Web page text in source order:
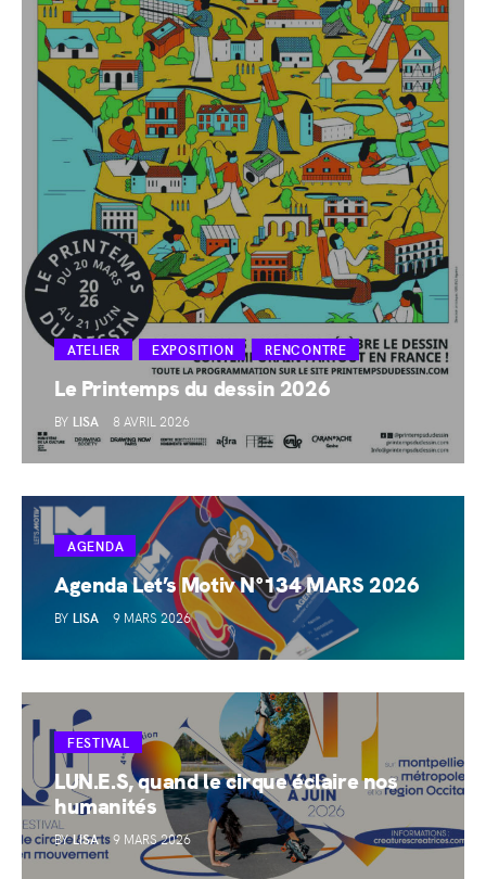
ATELIER EXPOSITION RENCONTRE
Le Printemps du dessin 2026
BY LISA 8 AVRIL 2026
AGENDA
Agenda Let’s Motiv N°134 MARS 2026
BY LISA 9 MARS 2026
FESTIVAL
LUN.E.S, quand le cirque éclaire nos
humanités
BY LISA 9 MARS 2026